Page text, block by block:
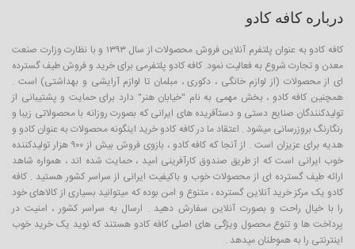
درباره کافه کادو
کافه کادو به عنوان پلتفرم آنلاین فروش محصولات از سال ۱۳۹۳ و با نظارت وزارت صنعت
معدن و تجارت شروع به فعالیت نمود. کافه کادو پلتفرمی برای خرید و فروش طیف گسترده
ای از محصولات (از لوازم خانگی ، دکوری ، مبلمان تا لوازم آرایشی و بهداشتی) است .
همچنین کافه کادو ، بخش مهمی به نام "خیابان هنر" دارد برای حمایت و پشتیبانی از
تولیدکنندگان صنایع دستی و دستآفریده های ایرانی که بصورت روزانه با محصولاتی زیبا و
رنگارنگ بروزرسانی میشود . اعتقاد ما در کافه کادو خرید اینگونه محصولات به عنوان کادو و
هدیه برای عزیزان است . از آنجا که کافه کادو ، بازوی فروش بیش از ۹۰۰ هزار تولیدکننده
خوب ایرانی است که از طریق صندوق کارآفرینی امید ، حمایت شده اند ، همواره شاهد
ارائه طیف گسترده ای از محصولات خوب و باکیفیت ایرانی از سراسر کشور هستید . کافه
کادو یک مرکز خرید آنلاین گسترده ، متنوع و امن بوده که میتوانید بسیاری از کالاهای خود
را با خیال راحت و بصورت آنلاین سفارش دهید . ارسال به سراسر کشور ، امنیت در
پرداخت ها و تنوع محصول ویژگی های اصلی کافه کادو هستند که نوید یک خرید خوب
اینترنتی را به هموطنان میدهد .